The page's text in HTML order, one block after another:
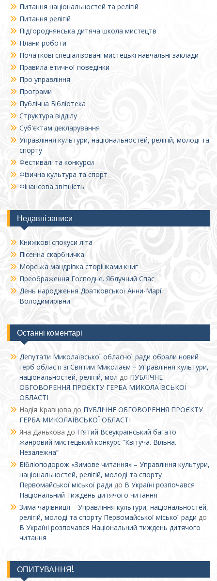
Питання національностей та релігій
Питання релігій
Підгороднянська дитяча школа мистецтв
Плани роботи
Початкові спеціалізовані мистецькі навчальні заклади
Правила етичної поведінки
Про управління
Програми
Публічна Бібліотека
Структура відділу
Суб'єктам декларування
Управління культури, національностей, релігій, молоді та
спорту
Фестивалі та конкурси
Фізична культура та спорт
Фінансова звітність
Недавні записи
Книжкові спокуси літа
Пісенна скарбничка
Морська мандрівка сторінками книг
Преображення Господне. Яблучний Спас
День народження Дратковської Анни-Марії
Володимирівни
Останні коментарі
Депутати Миколаївської обласної ради обрали новий
герб області зі Святим Миколаєм – Управління культури,
національностей, релігій, мол до ПУБЛІЧНЕ
ОБГОВОРЕННЯ ПРОЄКТУ ГЕРБА МИКОЛАЇВСЬКОЇ
ОБЛАСТІ
Надія Кравцова до ПУБЛІЧНЕ ОБГОВОРЕННЯ ПРОЄКТУ
ГЕРБА МИКОЛАЇВСЬКОЇ ОБЛАСТІ
Яна Данькова до П’ятий Всеукраїнський багато
жанровий мистецький конкурс “Квітуча. Вільна.
Незалежна”
Бібліоподорож «Зимове читання» – Управління культури,
національностей, релігій, молоді та спорту
Первомайської міської ради до В Україні розпочався
Національний тиждень дитячого читання
Зима чарівниця – Управління культури, національностей,
релігій, молоді та спорту Первомайської міської ради до
В Україні розпочався Національний тиждень дитячого
читання
ОПИТУВАННЯ!